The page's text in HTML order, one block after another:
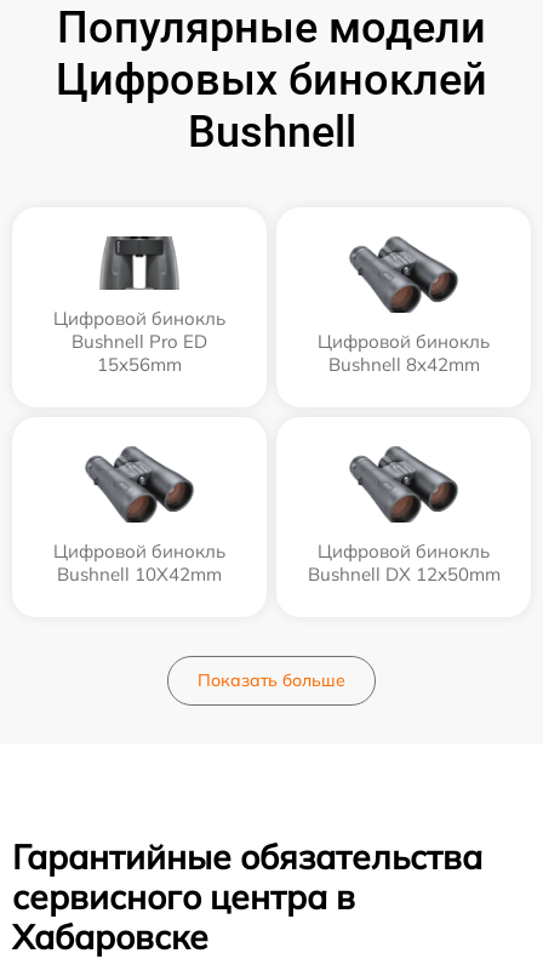
Популярные модели
Цифровых биноклей
Bushnell
Цифровой бинокль
Bushnell Pro ED
15x56mm
Цифровой бинокль
Bushnell 8x42mm
Цифровой бинокль
Bushnell 10X42mm
Цифровой бинокль
Bushnell DX 12x50mm
Показать больше
Гарантийные обязательства
сервисного центра в
Хабаровске